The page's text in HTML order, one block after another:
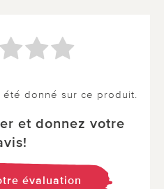
été donné sur ce produit.
et donnez votre
évaluation